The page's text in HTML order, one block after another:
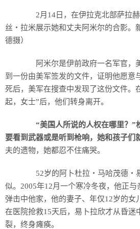
2月14日，在伊拉克北部萨拉赫
丝・拉米展示她和丈夫阿米尔的合影。
德摄）
阿米尔是伊前政府一名军官，
到一份由美军签发的文件，证明他愿意
死后，美军在搜查中发现了这份文件。
起，女士”后，他们转身离开。
“美国人所说的人权在哪里？”
要看到武器或是听到枪响，她和孩子们
夫的遗物，她都忍不住痛哭。
52岁的阿卜杜拉・马哈茂德・
似。2005年12月一个寒冷冬夜，他正
弹击中他家，他的妻子、年仅12岁的女
在医院抢救15天后，易卜拉欣才从昏迷
裂，终身瘫痪。